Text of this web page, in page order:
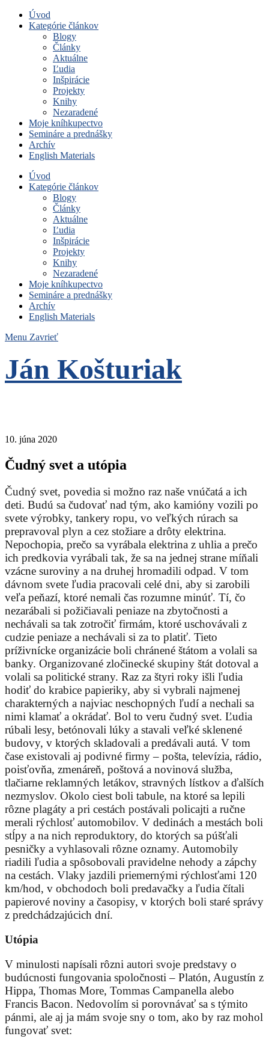
Úvod
Kategórie článkov
Blogy
Články
Aktuálne
Ľudia
Inšpirácie
Projekty
Knihy
Nezaradené
Moje kníhkupectvo
Semináre a prednášky
Archív
English Materials
Úvod
Kategórie článkov
Blogy
Články
Aktuálne
Ľudia
Inšpirácie
Projekty
Knihy
Nezaradené
Moje kníhkupectvo
Semináre a prednášky
Archív
English Materials
Menu Zavrieť
Ján Košturiak
10. júna 2020
Čudný svet a utópia
Čudný svet, povedia si možno raz naše vnúčatá a ich
deti. Budú sa čudovať nad tým, ako kamióny vozili po
svete výrobky, tankery ropu, vo veľkých rúrach sa
prepravoval plyn a cez stožiare a drôty elektrina.
Nepochopia, prečo sa vyrábala elektrina z uhlia a prečo
ich predkovia vyrábali tak, že sa na jednej strane míňali
vzácne suroviny a na druhej hromadili odpad. V tom
dávnom svete ľudia pracovali celé dni, aby si zarobili
veľa peňazí, ktoré nemali čas rozumne minúť. Tí, čo
nezarábali si požičiavali peniaze na zbytočnosti a
nechávali sa tak zotročiť firmám, ktoré uschovávali z
cudzie peniaze a nechávali si za to platiť. Tieto
príživnícke organizácie boli chránené štátom a volali sa
banky. Organizované zločinecké skupiny štát dotoval a
volali sa politické strany. Raz za štyri roky išli ľudia
hodiť do krabice papieriky, aby si vybrali najmenej
charakterných a najviac neschopných ľudí a nechali sa
nimi klamať a okrádať. Bol to veru čudný svet. Ľudia
rúbali lesy, betónovali lúky a stavali veľké sklenené
budovy, v ktorých skladovali a predávali autá. V tom
čase existovali aj podivné firmy – pošta, televízia, rádio,
poisťovňa, zmenáreň, poštová a novinová služba,
tlačiarne reklamných letákov, stravných lístkov a ďalších
nezmyslov. Okolo ciest boli tabule, na ktoré sa lepili
rôzne plagáty a pri cestách postávali policajti a ručne
merali rýchlosť automobilov. V dedinách a mestách boli
stĺpy a na nich reproduktory, do ktorých sa púšťali
pesničky a vyhlasovali rôzne oznamy. Automobily
riadili ľudia a spôsobovali pravidelne nehody a zápchy
na cestách. Vlaky jazdili priemernými rýchlosťami 120
km/hod, v obchodoch boli predavačky a ľudia čítali
papierové noviny a časopisy, v ktorých boli staré správy
z predchádzajúcich dní.
Utópia
V minulosti napísali rôzni autori svoje predstavy o
budúcnosti fungovania spoločnosti – Platón, Augustín z
Hippa, Thomas More, Tommas Campanella alebo
Francis Bacon. Nedovolím si porovnávať sa s týmito
pánmi, ale aj ja mám svoje sny o tom, ako by raz mohol
fungovať svet: